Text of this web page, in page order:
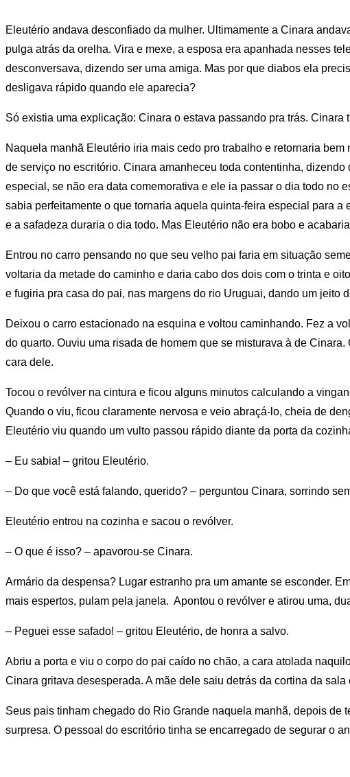
Eleutério andava desconfiado da mulher. Ultimamente a Cinara
pulga atrás da orelha. Vira e mexe, a esposa era apanhada nesses
desconversava, dizendo ser uma amiga. Mas por que diabos ela
desligava rápido quando ele aparecia?
Só existia uma explicação: Cinara o estava passando pra trás. Cinara
Naquela manhã Eleutério iria mais cedo pro trabalho e retornaria
de serviço no escritório. Cinara amanheceu toda contentinha,
especial, se não era data comemorativa e ele ia passar o dia todo no
sabia perfeitamente o que tornaria aquela quinta-feira especial para
e a safadeza duraria o dia todo. Mas Eleutério não era bobo e
Entrou no carro pensando no que seu velho pai faria em situação
voltaria da metade do caminho e daria cabo dos dois com o trinta e
e fugiria pra casa do pai, nas margens do rio Uruguai, dando um jeito
Deixou o carro estacionado na esquina e voltou caminhando. Fez a
do quarto. Ouviu uma risada de homem que se misturava à de
cara dele.
Tocou o revólver na cintura e ficou alguns minutos calculando a
Quando o viu, ficou claramente nervosa e veio abraçá-lo, cheia de
Eleutério viu quando um vulto passou rápido diante da porta da
– Eu sabia! – gritou Eleutério.
– Do que você está falando, querido? – perguntou Cinara, sorrindo
Eleutério entrou na cozinha e sacou o revólver.
– O que é isso? – apavorou-se Cinara.
Armário da despensa? Lugar estranho pra um amante se esconder.
mais espertos, pulam pela janela. Apontou o revólver e atirou uma,
– Peguei esse safado! – gritou Eleutério, de honra a salvo.
Abriu a porta e viu o corpo do pai caído no chão, a cara atolada
Cinara gritava desesperada. A mãe dele saiu detrás da cortina da sala
Seus pais tinham chegado do Rio Grande naquela manhã, depois de
surpresa. O pessoal do escritório tinha se encarregado de segurar o